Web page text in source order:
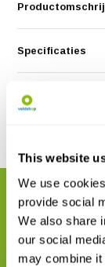
This website
We use
provide social
We also share
our social
may combine it
Specificaties
Reviews
GERELATEERDE
Maak uw